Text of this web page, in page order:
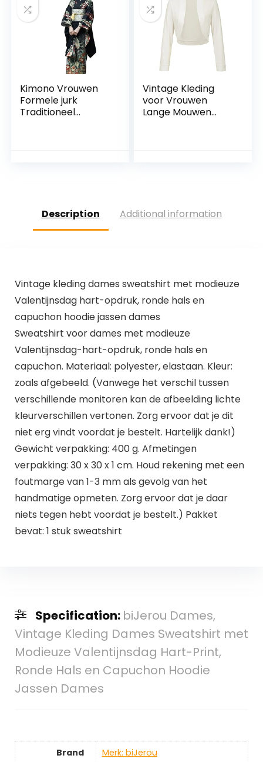
winterjurken
Kimono Vrouwen
Formele jurk
Traditioneel
Vintage Kleding
voor Vrouwen
Lange Mouwen
Description Additional information
Vintage kleding dames sweatshirt met modieuze
Valentijnsdag hart-opdruk, ronde hals en
capuchon hoodie jassen dames
Sweatshirt voor dames met modieuze
Valentijnsdag-hart-opdruk, ronde hals en
capuchon. Materiaal: polyester, elastaan. Kleur:
zoals afgebeeld. (Vanwege het verschil tussen
verschillende monitoren kan de afbeelding lichte
kleurverschillen vertonen. Zorg ervoor dat je dit
niet erg vindt voordat je bestelt. Hartelijk dank!)
Gewicht verpakking: 400 g. Afmetingen
verpakking: 30 x 30 x 1 cm. Houd rekening met een
foutmarge van 1-3 mm als gevolg van het
handmatige opmeten. Zorg ervoor dat je daar
niets tegen hebt voordat je bestelt.) Pakket
bevat: 1 stuk sweatshirt
Specification: biJerou Dames,
Vintage Kleding Dames Sweatshirt met
Modieuze Valentijnsdag Hart-Print,
Ronde Hals en Capuchon Hoodie
Jassen Dames
Brand Merk: biJerou